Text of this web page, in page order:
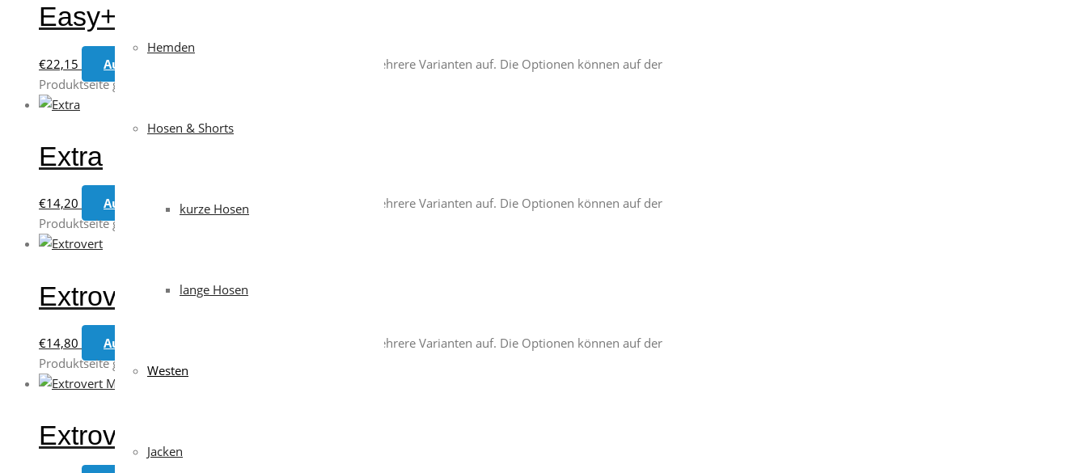
Hemden
Hosen & Shorts
kurze Hosen
lange Hosen
Westen
Jacken
Easy+Lady
€22,15 Ausführung wählen
Dieses Produkt weist mehrere Varianten auf. Die Optionen können auf der
Produktseite gewählt werden
Extra
€14,20 Ausführung wählen
Dieses Produkt weist mehrere Varianten auf. Die Optionen können auf der
Produktseite gewählt werden
Extrovert
€14,80 Ausführung wählen
Dieses Produkt weist mehrere Varianten auf. Die Optionen können auf der
Produktseite gewählt werden
Extrovert Mesh